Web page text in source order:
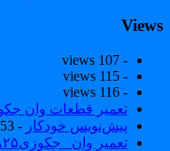
- 107 views
- 115 views
- 116 views
تعمیر قطعات وان
پیش‌نویس خودکار- 153 views
تعمیر وان _جکوزی۰۹۱۲۱۵۰۷۸۲۵